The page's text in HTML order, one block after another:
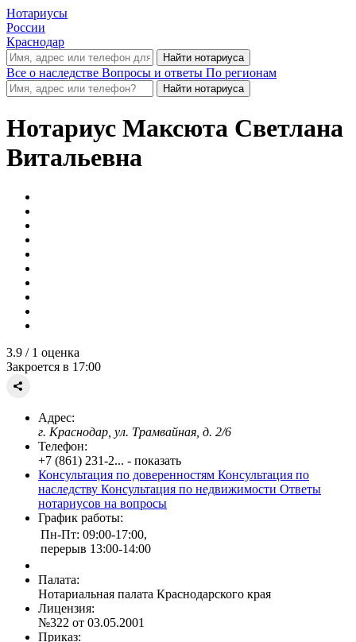
Нотариусы
России
Краснодар
Все о наследстве Вопросы и ответы По регионам
Нотариус Максюта Светлана
Витальевна
3.9 / 1 оценка
Закроется в 17:00
Адрес:
г. Краснодар, ул. Трамвайная, д. 2/6
Телефон:
+7 (861) 231-2... - показать
Консультация по доверенностям Консультация по
наследству Консультация по недвижимости Ответы
нотариусов на вопросы
График работы:
Пн-Пт: 09:00-17:00,
перерыв 13:00-14:00
Палата:
Нотариальная палата Краснодарского края
Лицензия:
№322 от 03.05.2001
Приказ: